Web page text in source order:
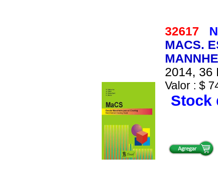
32617
MACS.
2014, 36
Valor : $
Stock